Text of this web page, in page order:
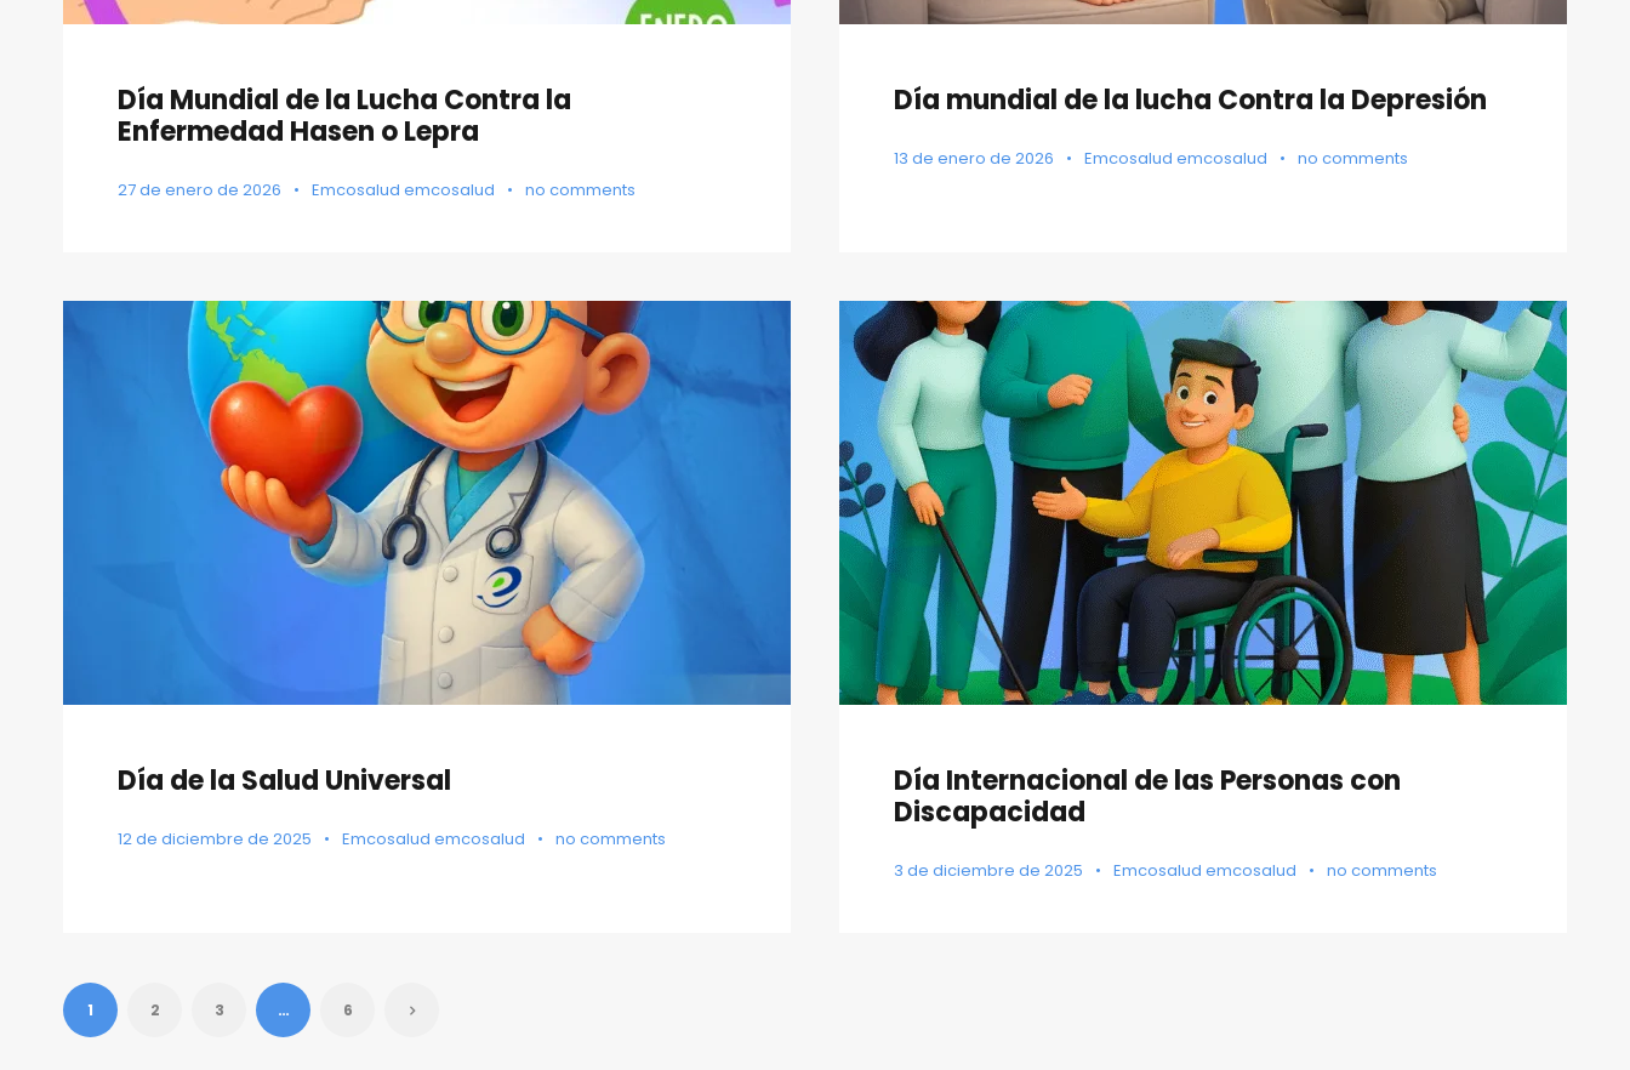
Día Mundial de la Lucha Contra la
Enfermedad Hasen o Lepra
27 de enero de 2026 • Emcosalud emcosalud • no comments
Día mundial de la lucha Contra la Depresión
13 de enero de 2026 • Emcosalud emcosalud • no comments
Día de la Salud Universal
12 de diciembre de 2025 • Emcosalud emcosalud • no comments
Día Internacional de las Personas con
Discapacidad
3 de diciembre de 2025 • Emcosalud emcosalud • no comments
1 2 3 … 6